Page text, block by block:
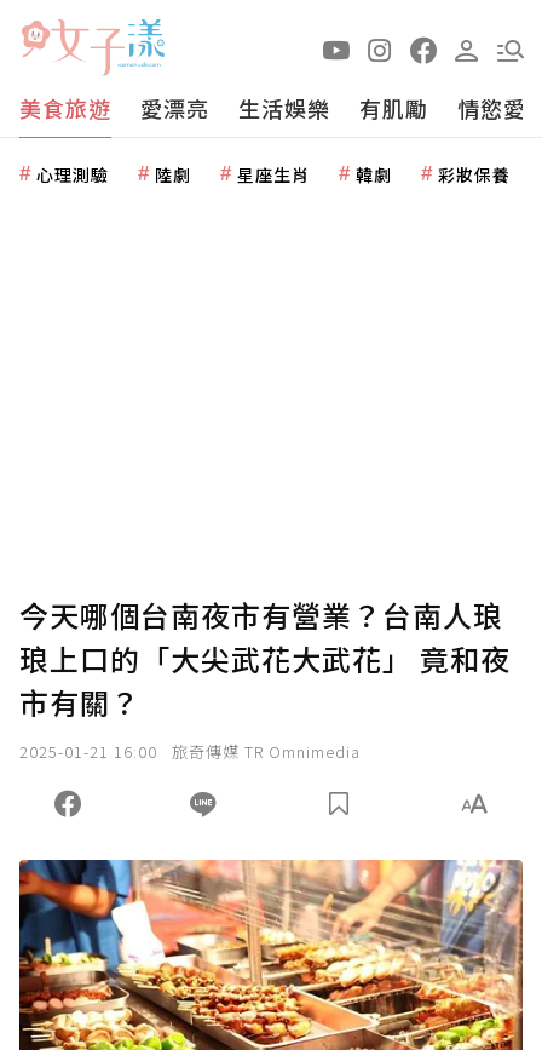
美食旅遊 愛漂亮 生活娛樂 有肌勵 情慾愛
心理測驗 陸劇 星座生肖 韓劇 彩妝保養
今天哪個台南夜市有營業？台南人琅
琅上口的「大尖武花大武花」 竟和夜
市有關？
2025-01-21 16:00 旅奇傳媒 TR Omnimedia